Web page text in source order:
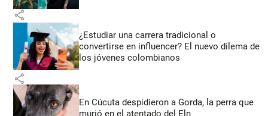
share
¿Estudiar una carrera tradicional o
convertirse en influencer? El nuevo dilema de
los jóvenes colombianos
share
En Cúcuta despidieron a Gorda, la perra que
murió en el atentado del Eln